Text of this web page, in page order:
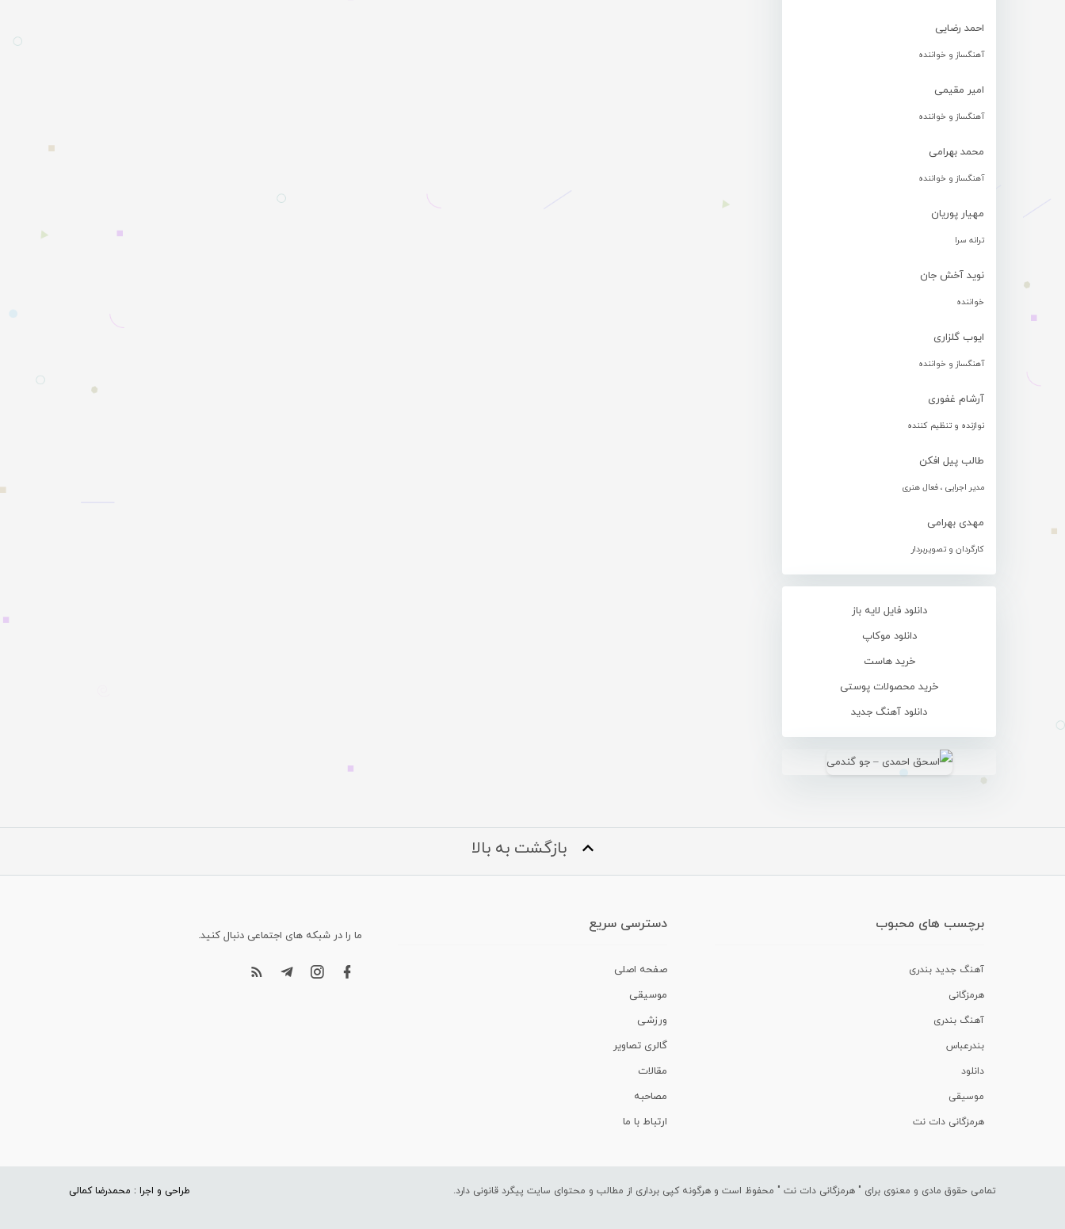
احمد رضایی
آهنگساز و خواننده
امیر مقیمی
آهنگساز و خواننده
محمد بهرامی
آهنگساز و خواننده
مهیار پوریان
ترانه سرا
نوید آخش جان
خواننده
ایوب گلزاری
آهنگساز و خواننده
آرشام غفوری
نوازنده و تنظیم کننده
طالب پیل افکن
مدیر اجرایی ، فعال هنری
مهدی بهرامی
کارگردان و تصویربردار
دانلود فایل لایه باز
دانلود موکاپ
خرید هاست
خرید محصولات پوستی
دانلود آهنگ جدید
بازگشت به بالا
برچسب های محبوب
آهنگ جدید بندری
هرمزگانی
آهنگ بندری
بندرعباس
دانلود
موسیقی
هرمزگانی دات نت
دسترسی سریع
صفحه اصلی
موسیقی
ورزشی
گالری تصاویر
مقالات
مصاحبه
ارتباط با ما
ما را در شبکه های اجتماعی دنبال کنید.
تمامی حقوق مادی و معنوی برای " هرمزگانی دات نت " محفوظ است و هرگونه کپی برداری از مطالب و محتوای سایت پیگرد قانونی دارد. طراحی و اجرا : محمدرضا کمالی